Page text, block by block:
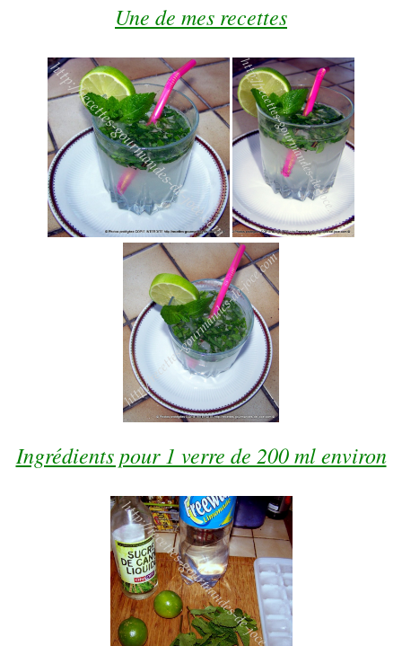
Une de mes recettes
Ingrédients pour 1 verre de 200 ml environ